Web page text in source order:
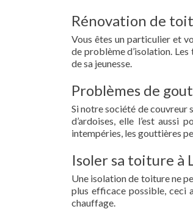
Rénovation de
Vous êtes un particulier et
de problème d’isolation.
de sa jeunesse.
Problèmes de
Si notre société de couvreur
d’ardoises, elle l’est aussi
intempéries, les gouttières
Isoler sa toiture à
Une isolation de toiture ne
plus efficace possible, ceci
chauffage.